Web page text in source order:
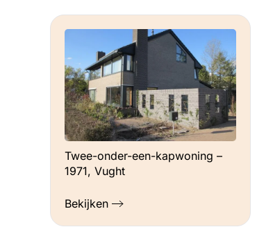
Twee-onder-een-kapwoning –
1971, Vught
Bekijken